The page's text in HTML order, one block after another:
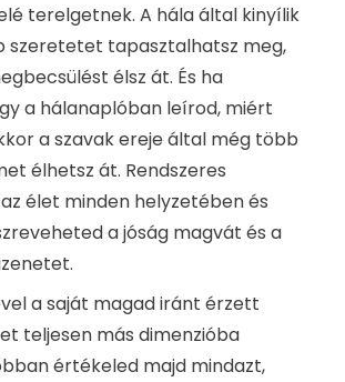
terelgetnek. A hála által kinyílik
szeretetet tapasztalhatsz meg,
élsz át. És ha
a hálanaplóban leírod, miért
a szavak ereje által még több
élhetsz át. Rendszeres
élet minden helyzetében és
a jóság magvát és a
a saját magad iránt érzett
teljesen más dimenzióba
értékeled majd mindazt,